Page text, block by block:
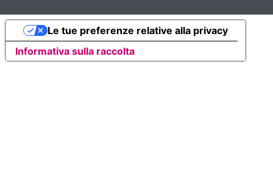
Informativa sulla raccolta
Le tue preferenze relative alla privacy